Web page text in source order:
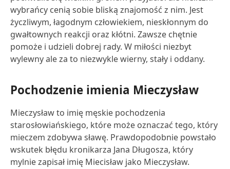
wybrańcy cenią sobie bliską znajomość z nim. Jest
życzliwym, łagodnym człowiekiem, nieskłonnym do
gwałtownych reakcji oraz kłótni. Zawsze chętnie
pomoże i udzieli dobrej rady. W miłości niezbyt
wylewny ale za to niezwykle wierny, stały i oddany.
Pochodzenie imienia Mieczysław
Mieczysław to imię męskie pochodzenia
starosłowiańskiego, które może oznaczać tego, który
mieczem zdobywa sławę. Prawdopodobnie powstało
wskutek błędu kronikarza Jana Długosza, który
mylnie zapisał imię Miecisław jako Mieczysław.